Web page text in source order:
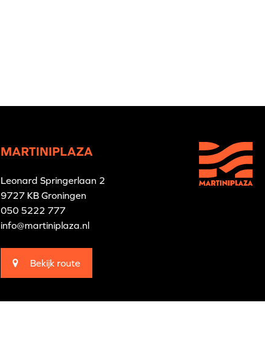
MARTINIPLAZA
Leonard Springerlaan 2
9727 KB Groningen
050 5222 777
info@martiniplaza.nl
Bekijk route